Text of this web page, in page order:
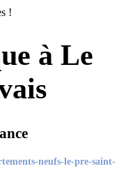
!
à Le
neufs-le-pre-saint-